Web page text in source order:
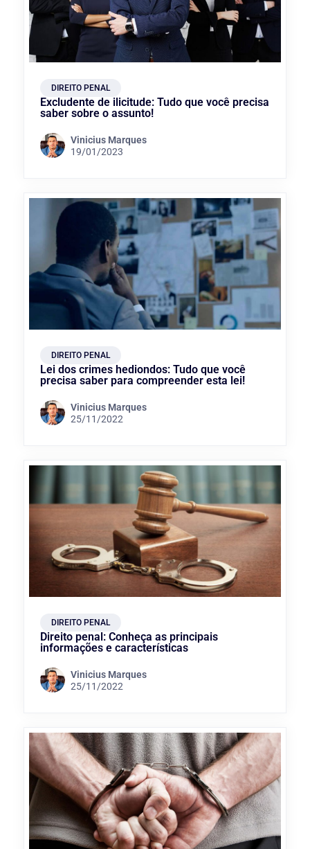
DIREITO PENAL
Excludente de ilicitude: Tudo que você precisa
saber sobre o assunto!
Vinicius Marques
19/01/2023
DIREITO PENAL
Lei dos crimes hediondos: Tudo que você
precisa saber para compreender esta lei!
Vinicius Marques
25/11/2022
DIREITO PENAL
Direito penal: Conheça as principais
informações e características
Vinicius Marques
25/11/2022